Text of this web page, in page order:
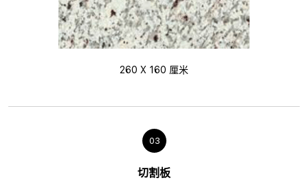
260 X 160 厘米
03
切割板